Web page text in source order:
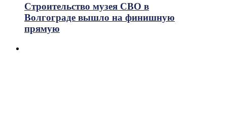
Строительство музея СВО в
Волгограде вышло на финишную
прямую